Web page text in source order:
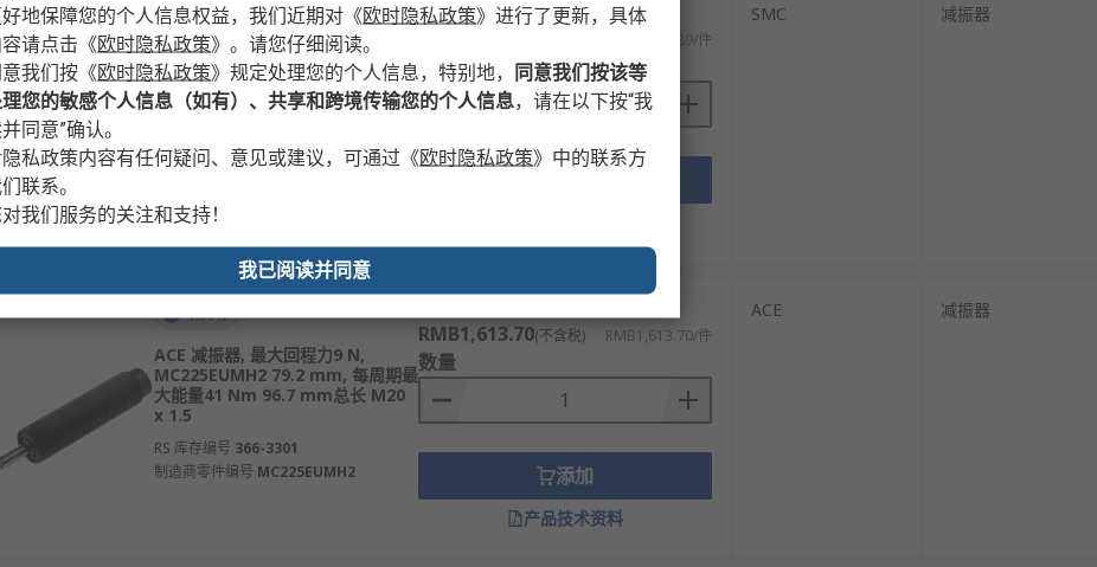
时内发货，线上下单满额免运费。
有库存
SMC 减振器, RBC1007S 63.7 mm
总长 M10 x 1
RS 库存编号235-3402
小计（1 件）
RMB433.89/件
数量
SMC 减振器
有库存
ACE 减振器, 最大回程力9 N,
MC225EUMH2 79.2 mm, 每周期最
大能量41 Nm 96.7 mm总长 M20
x 1.5
RS 库存编号 366-3301
制造商零件编号 MC225EUMH2
RMB1,613.70(不含税) RMB1,613.70/件
数量
添加
产品技术资料
ACE 减振器
地保障您的个人信息权益，我们近期对 《欧时隐私政策》 进行了更新，具体
请点击 《欧时隐私政策》 。请您仔细阅读。
我们按 《欧时隐私政策》 规定处理您的个人信息，特别地，
同意我们按该等
您的敏感个人信息（如有）、共享和跨境传输您的个人信息，请在以下按“我
同意”确认。
私政策内容有任何疑问、意见或建议，可通过 《欧时隐私政策》 中的联系方
联系。
我们服务的关注和支持！
我已阅读并同意